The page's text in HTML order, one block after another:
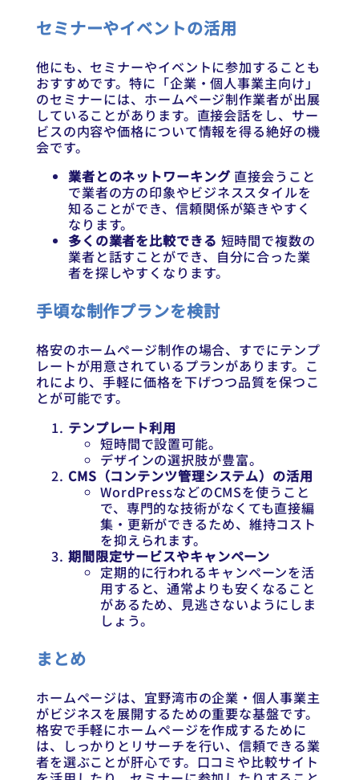
セミナーやイベントの活用
他にも、セミナーやイベントに参加することも
おすすめです。特に「企業・個人事業主向け」
のセミナーには、ホームページ制作業者が出展
していることがあります。直接会話をし、サー
ビスの内容や価格について情報を得る絶好の機
会です。
業者とのネットワーキング直接会うこと
で業者の方の印象やビジネススタイルを
知ることができ、信頼関係が築きやすく
なります。
多くの業者を比較できる 短時間で複数の
業者と話すことができ、自分に合った業
者を探しやすくなります。
手頃な制作プランを検討
格安のホームページ制作の場合、すでにテンプ
レートが用意されているプランがあります。こ
れにより、手軽に価格を下げつつ品質を保つこ
とが可能です。
テンプレート利用
短時間で設置可能。
デザインの選択肢が豊富。
CMS（コンテンツ管理システム）の活用
WordPressなどのCMSを使うこと
で、専門的な技術がなくても直接編
集・更新ができるため、維持コスト
を抑えられます。
期間限定サービスやキャンペーン
定期的に行われるキャンペーンを活
用すると、通常よりも安くなること
があるため、見逃さないようにしま
しょう。
まとめ
ホームページは、宜野湾市の企業・個人事業主
がビジネスを展開するための重要な基盤です。
格安で手軽にホームページを作成するために
は、しっかりとリサーチを行い、信頼できる業
者を選ぶことが肝心です。口コミや比較サイト